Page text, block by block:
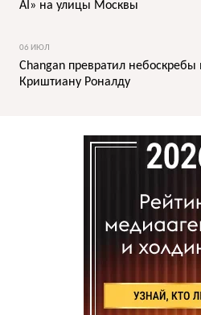
AI» на улицы Москвы
06 ИЮЛ
Changan превратил небоскребы
Криштиану Роналду